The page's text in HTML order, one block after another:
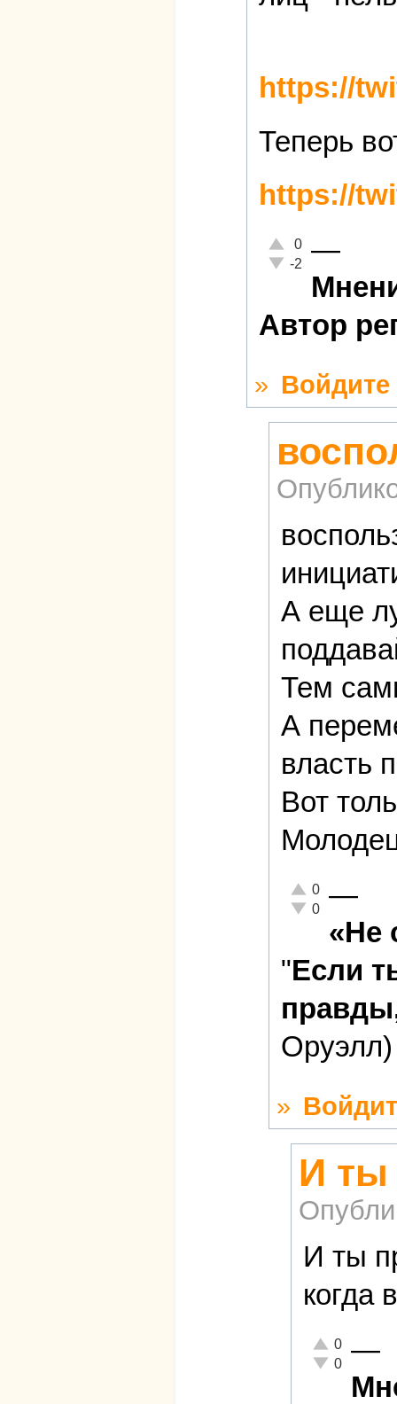
https://
Теперь
https://
Отлично!
0
Неадекватно!
-2
—
Автор
» Войдите
А еще
Тем
А
власть
Вот
Отлично!
0
Неадекватно!
0 —
«Не
"Если
Оруэлл)
»
И ты
И ты
когда
Отлично!
0
Неадекватно!
0 —